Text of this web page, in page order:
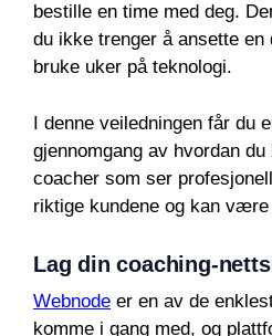
bestille en time med deg.
du ikke trenger å ansette
bruke uker på teknologi.
I denne veiledningen får du
gjennomgang av hvordan
coacher som ser
riktige kundene og kan
Lag din coaching-
Webnode er en av de
komme i gang med, og